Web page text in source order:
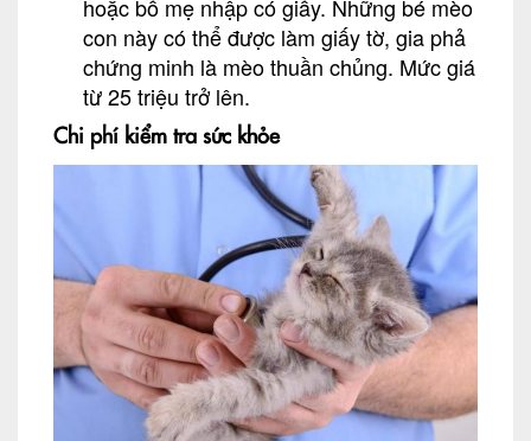
hoặc bố mẹ nhập có giấy. Những bé mèo
con này có thể được làm giấy tờ, gia phả
chứng minh là mèo thuần chủng. Mức giá
từ 25 triệu trở lên.
Chi phí kiểm tra sức khỏe